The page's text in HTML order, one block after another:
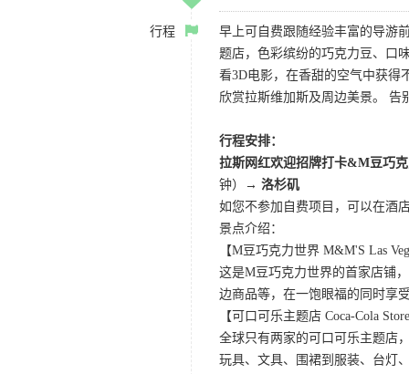
行程
早上可自费跟随经验丰富的导游
题店，色彩缤纷的巧克力豆、口
看3D电影，在香甜的空气中获得
欣赏拉斯维加斯及周边美景。
行程安排：
拉斯网红欢迎招牌打卡&M豆巧
钟）
→ 洛杉矶
如您不参加自费项目，可以在酒
景点介绍：
【M豆巧克力世界 M&M'S Las
这是M豆巧克力世界的首家店铺
边商品等，在一饱眼福的同时享
【可口可乐主题店 Coca-Cola
全球只有两家的可口可乐主题店
玩具、文具、围裙到服装、台灯